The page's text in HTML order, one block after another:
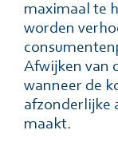
maximaal te
worden
Afwĳken van
wanneer de
afzonderlĳke
maakt.